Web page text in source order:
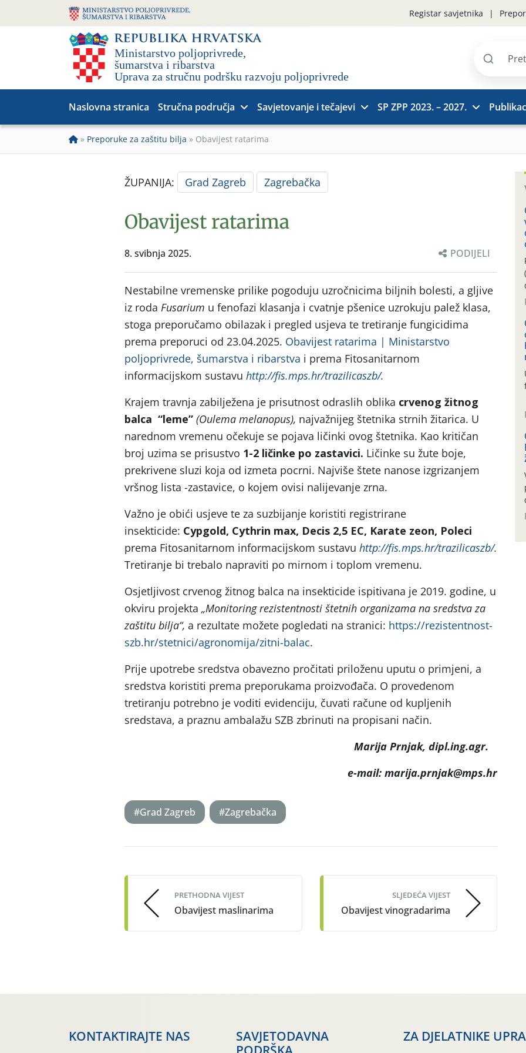
Registar savjetnika
Pretraži
Naslovna stranica Stručna područja Savjetovanje i tečajevi SP ZPP 2023. – 2027.
» Preporuke za zaštitu bilja » Obavijest ratarima
ŽUPANIJA: Grad Zagreb Zagrebačka
Obavijest ratarima
8. svibnja 2025. PODIJELI
Nestabilne vremenske prilike pogoduju uzročnicima biljnih bolesti, a gljive
iz roda Fusarium u fenofazi klasanja i cvatnje pšenice uzrokuju palež klasa,
stoga preporučamo obilazak i pregled usjeva te tretiranje fungicidima
prema preporuci od 23.04.2025. Obavijest ratarima | Ministarstvo
poljoprivrede, šumarstva i ribarstva i prema Fitosanitarnom
informacijskom sustavu http://fis.mps.hr/trazilicaszb/.
Krajem travnja zabilježena je prisutnost odraslih oblika crvenog žitnog
balca “leme” (Oulema melanopus), najvažnijeg štetnika strnih žitarica. U
narednom vremenu očekuje se pojava ličinki ovog štetnika. Kao kritičan
broj uzima se prisustvo 1-2 ličinke po zastavici. Ličinke su žute boje,
prekrivene sluzi koja od izmeta pocrni. Najviše štete nanose izgrizanjem
vršnog lista -zastavice, o kojem ovisi nalijevanje zrna.
Važno je obići usjeve te za suzbijanje koristiti registrirane
insekticide: Cypgold, Cythrin max, Decis 2,5 EC, Karate zeon, Poleci
prema Fitosanitarnom informacijskom sustavu http://fis.mps.hr/trazilicaszb/.
Tretiranje bi trebalo napraviti po mirnom i toplom vremenu.
Osjetljivost crvenog žitnog balca na insekticide ispitivana je 2019. godine, u
okviru projekta „Monitoring rezistentnosti štetnih organizama na sredstva za
zaštitu bilja“, a rezultate možete pogledati na stranici: https://rezistentnost-
szb.hr/stetnici/agronomija/zitni-balac.
Prije upotrebe sredstva obavezno pročitati priloženu uputu o primjeni, a
sredstva koristiti prema preporukama proizvođača. O provedenom
tretiranju potrebno je voditi evidenciju, čuvati račune od kupljenih
sredstava, a praznu ambalažu SZB zbrinuti na propisani način.
Marija Prnjak, dipl.ing.agr.
e-mail: marija.prnjak@mps.hr
#Grad Zagreb #Zagrebačka
navigation
PRETHODNA VIJEST
Obavijest maslinarima
SLJEDEĆA VIJEST
Obavijest vinogradarima
KONTAKTIRAJTE NAS
SAVJETODAVNA
ZA DJELATNIKE